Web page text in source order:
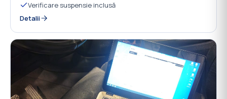
Verificare suspensie inclusă
Detalii